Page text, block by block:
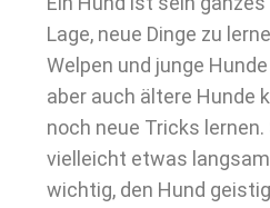
Lage, neue Dinge zu
Welpen und junge
aber auch ältere Hunde
noch neue Tricks lernen.
vielleicht etwas
wichtig, den Hund